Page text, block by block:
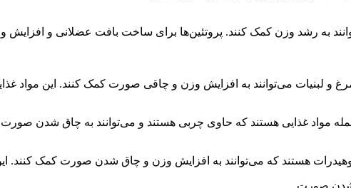
به رشد وزن کمک کنند. پروتئین‌ها برای ساخت بافت عضلانی و افزایش
و لبنیات می‌توانند به افزایش وزن و چاقی صورت کمک کنند. این مواد
مواد غذایی هستند که حاوی چربی هستند و می‌توانند به چاق شدن
هستند که می‌توانند به افزایش وزن و چاق شدن صورت کمک